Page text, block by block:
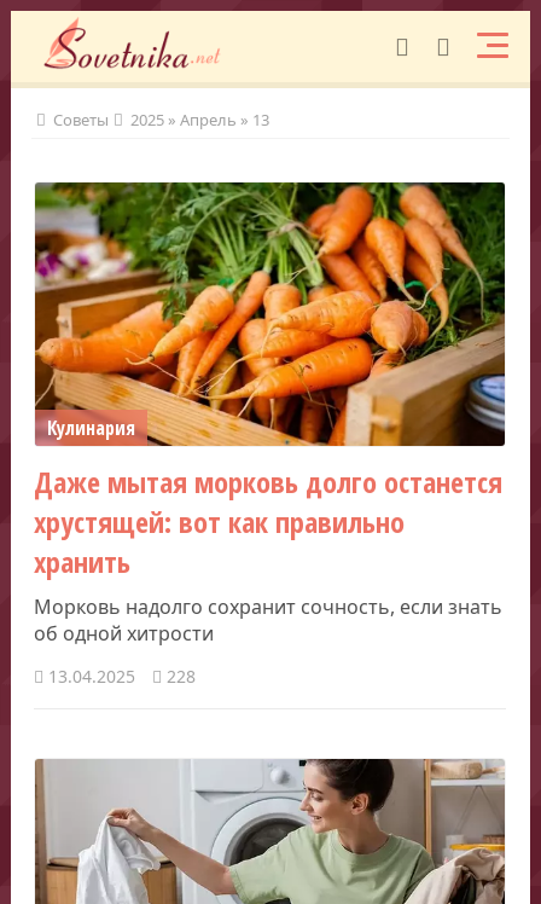
Советы 2025 » Апрель » 13
Кулинария
Даже мытая морковь долго останется
хрустящей: вот как правильно
хранить
Морковь надолго сохранит сочность, если знать
об одной хитрости
13.04.2025 228